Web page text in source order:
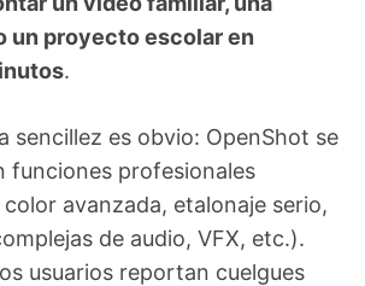
un proyecto escolar en
.
sencillez es obvio: OpenShot se
funciones profesionales
avanzada, etalonaje serio,
de audio, VFX, etc.).
usuarios reportan cuelgues